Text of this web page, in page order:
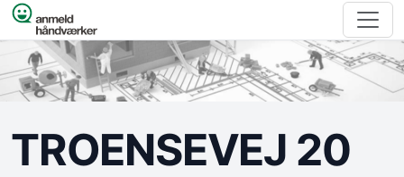
Spring til indhold
TROENSEVEJ 20